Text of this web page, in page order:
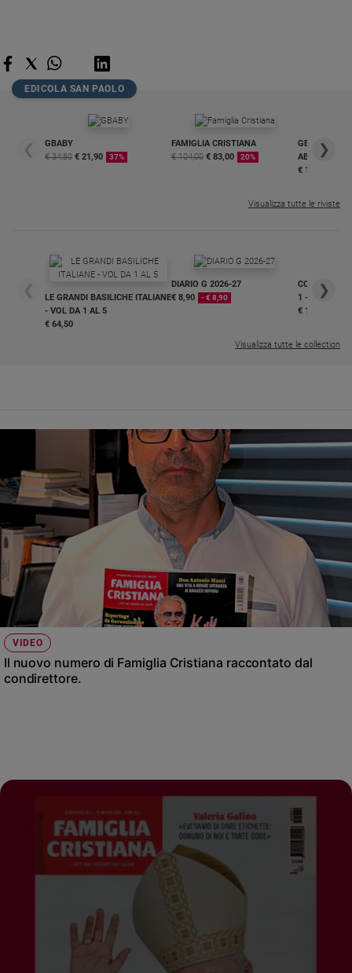
EDICOLA SAN PAOLO
❮
GBABY
€ 34,80 € 21,90 37%
FAMIGLIA CRISTIANA
€ 104,00 € 83,00 20%
GBABY
€ 16,99
❯
Visualizza tutte le riviste
❮
LE GRANDI BASILICHE ITALIANE
- VOL DA 1 AL 5
€ 64,50
DIARIO G 2026-27
€ 8,90
- € 8,90
COLLANA
1 - 2
€ 18,50
❯
Visualizza tutte le collection
VIDEO
Il nuovo numero di Famiglia Cristiana raccontato dal
condirettore.